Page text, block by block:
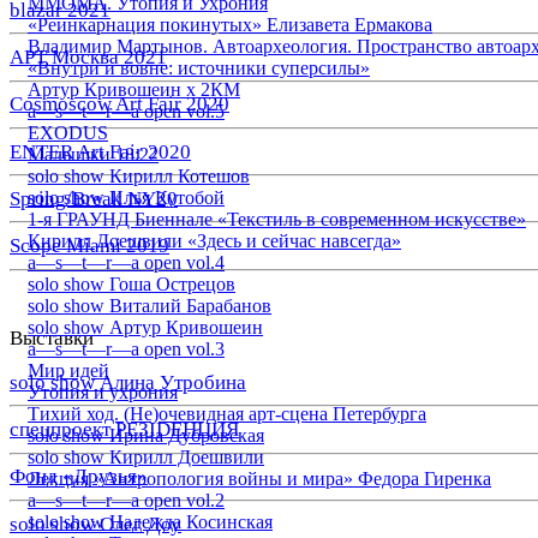
blazar 2021
АРТ Москва 2021
Cosmoscow Art Fair 2020
ENTER Art Fair 2020
Spring/Break NY20
Scope Miami 2019
Выставки
solo show Алина Утробина
спецпроект РЕЗIDЕНЦИЯ
Фонд «Друзья»
solo show Олег Доу
«Реинкарнация покинутых» Елизавета Ермакова
Владимир Мартынов. Автоархеология. Пространство
«Внутри и вовне: источники суперсилы»
Артур Кривошеин х 2КМ
a—s—t—r—a open vol.5
EXODUS
Малышки 18:22
solo show Кирилл Котешов
solo show Илья Кутобой
1-я ГРАУНД Биеннале «Текстиль в современном искусстве»
Кирилл Доешвили «Здесь и сейчас навсегда»
a—s—t—r—a open vol.4
solo show Гоша Острецов
solo show Виталий Барабанов
solo show Артур Кривошеин
a—s—t—r—a open vol.3
Мир идей
Утопия и ухрония
Тихий ход. (Не)очевидная арт-сцена Петербурга
solo show Ирина Дубровская
solo show Кирилл Доешвили
Лекция «Антропология войны и мира» Федора Гиренка
a—s—t—r—a open vol.2
solo show Надежда Косинская